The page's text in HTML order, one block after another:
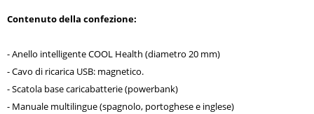
Contenuto della confezione:
- Anello intelligente COOL Health (diametro 20 mm)
- Cavo di ricarica USB: magnetico.
- Scatola base caricabatterie (powerbank)
- Manuale multilingue (spagnolo, portoghese e inglese)